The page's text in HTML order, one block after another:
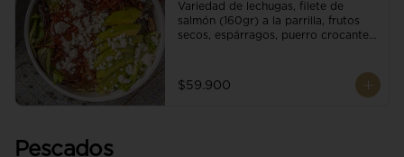
Variedad de lechugas, filete de
salmón (160gr) a la parrilla, frutos
secos, espárragos, puerro crocante,
$59.900
Pescados